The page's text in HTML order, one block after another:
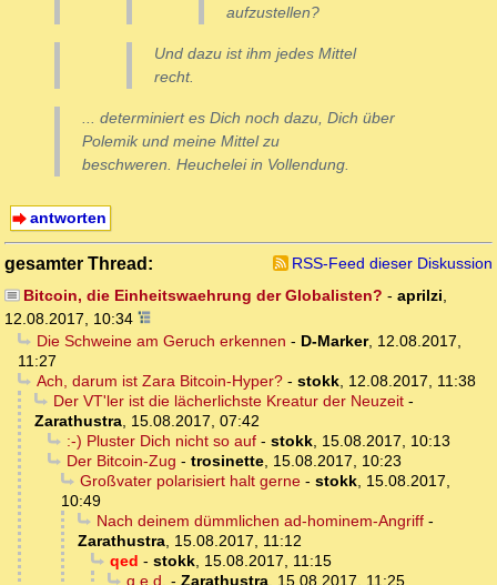
aufzustellen?
Und dazu ist ihm jedes Mittel
recht.
... determiniert es Dich noch dazu, Dich über
Polemik und meine Mittel zu
beschweren. Heuchelei in Vollendung.
antworten
gesamter Thread:
RSS-Feed dieser Diskussion
Bitcoin, die Einheitswaehrung der Globalisten? - aprilzi,
12.08.2017, 10:34
Die Schweine am Geruch erkennen - D-Marker, 12.08.2017,
11:27
Ach, darum ist Zara Bitcoin-Hyper?- stokk, 12.08.2017, 11:38
Der VT'ler ist die lächerlichste Kreatur der Neuzeit-
Zarathustra, 15.08.2017, 07:42
:-) Pluster Dich nicht so auf- stokk, 15.08.2017, 10:13
Der Bitcoin-Zug - trosinette, 15.08.2017, 10:23
Großvater polarisiert halt gerne- stokk, 15.08.2017,
10:49
Nach deinem dümmlichen ad-hominem-Angriff-
Zarathustra, 15.08.2017, 11:12
qed - stokk, 15.08.2017, 11:15
q.e.d. - Zarathustra, 15.08.2017, 11:25